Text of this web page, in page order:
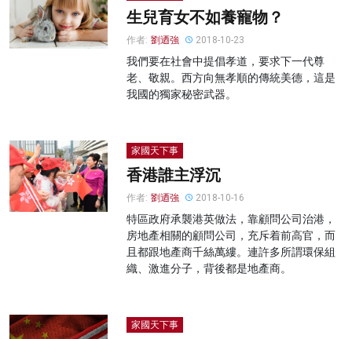
生兒育女不如養寵物？
作者: 劉迺強 2018-10-23
我們要在社會中提倡孝道，要求下一代尊
老、敬親。西方向無孝順的傳統美德，這是
我國的獨家秘密武器。
家國天下事
香港誰主浮沉
作者: 劉迺強 2018-10-16
特區政府承襲港英做法，靠顧問公司治港，
房地產相關的顧問公司，充斥着前高官，而
且都跟地產商千絲萬縷。連許多所謂環保組
織、激進分子，背後都是地產商。
家國天下事